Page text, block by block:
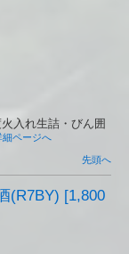
入れ生詰・びん囲
細ページへ
先頭へ
(R7BY) [1,800